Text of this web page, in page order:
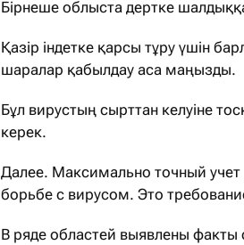
Бірнеше облыста дертке
Қазір індетке қарсы тұру үшін
шаралар қабылдау аса маңызды.
Бұл вирустың сырттан келуіне
керек.
Далее. Максимально точный
борьбе с вирусом. Это
В ряде областей выявлены